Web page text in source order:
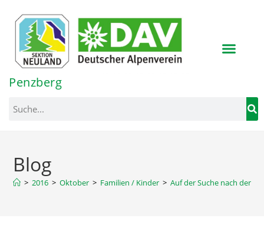
springen
Penzberg
Blog
> 2016 > Oktober > Familien / Kinder > Auf der Suche nach den